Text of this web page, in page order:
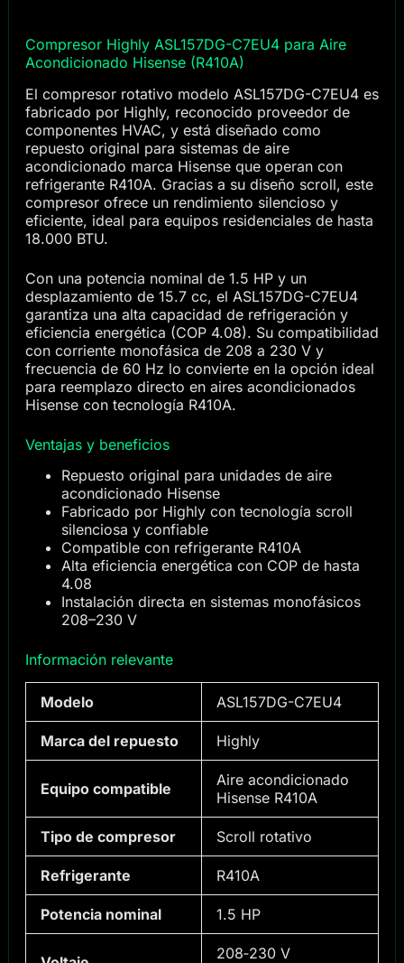
Compresor Highly ASL157DG-C7EU4 para Aire
Acondicionado Hisense (R410A)
El compresor rotativo modelo ASL157DG-C7EU4 es
fabricado por Highly, reconocido proveedor de
componentes HVAC, y está diseñado como
repuesto original para sistemas de aire
acondicionado marca Hisense que operan con
refrigerante R410A. Gracias a su diseño scroll, este
compresor ofrece un rendimiento silencioso y
eficiente, ideal para equipos residenciales de hasta
18.000 BTU.
Con una potencia nominal de 1.5 HP y un
desplazamiento de 15.7 cc, el ASL157DG-C7EU4
garantiza una alta capacidad de refrigeración y
eficiencia energética (COP 4.08). Su compatibilidad
con corriente monofásica de 208 a 230 V y
frecuencia de 60 Hz lo convierte en la opción ideal
para reemplazo directo en aires acondicionados
Hisense con tecnología R410A.
Ventajas y beneficios
Repuesto original para unidades de aire
acondicionado Hisense
Fabricado por Highly con tecnología scroll
silenciosa y confiable
Compatible con refrigerante R410A
Alta eficiencia energética con COP de hasta
4.08
Instalación directa en sistemas monofásicos
208–230 V
Información relevante
Modelo ASL157DG-C7EU4
Marca del repuesto Highly
Equipo compatible
Aire acondicionado
Hisense R410A
Tipo de compresor Scroll rotativo
Refrigerante R410A
Potencia nominal 1.5 HP
208‑230 V